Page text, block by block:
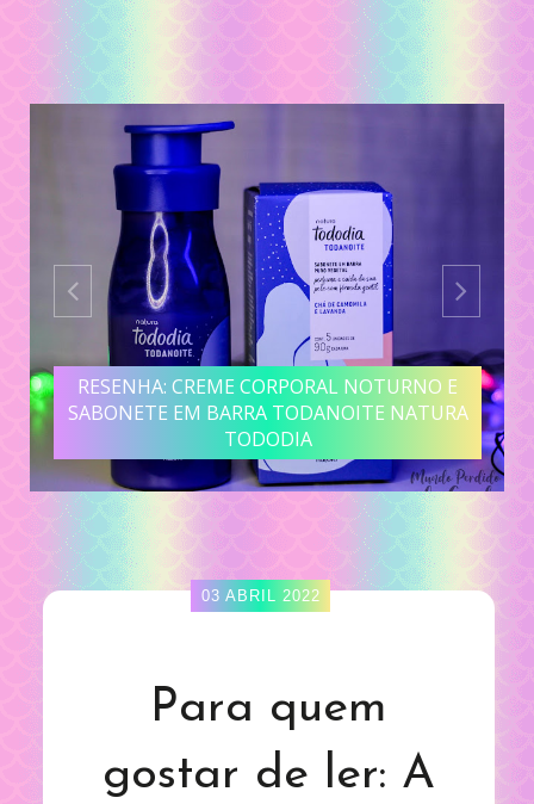
RESENHA: CREME CORPORAL NOTURNO E
SABONETE EM BARRA TODANOITE NATURA
TODODIA
03 ABRIL 2022
Para quem
gostar de ler: A